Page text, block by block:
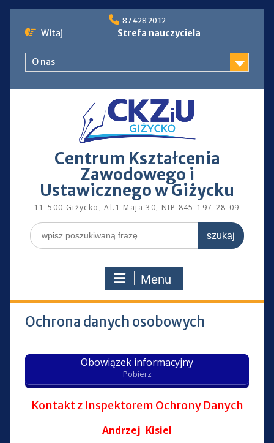
to
87 428 20 12
Witaj Strefa nauczyciela
O nas
Centrum Kształcenia
Zawodowego i
Ustawicznego w Giżycku
11-500 Giżycko, Al.1 Maja 30, NIP 845-197-28-09
Search
for:
Menu
Ochrona danych osobowych
Obowiązek informacyjny
Pobierz
Kontakt z Inspektorem Ochrony Danych
Andrzej Kisiel